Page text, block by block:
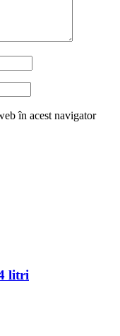
în acest navigator
litri